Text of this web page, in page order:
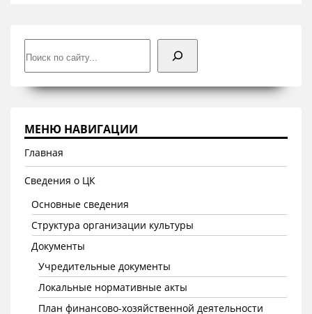
МЕНЮ НАВИГАЦИИ
Главная
Сведения о ЦК
Основные сведения
Структура организации культуры
Документы
Учредительные документы
Локальные нормативные акты
План финансово-хозяйственной деятельности